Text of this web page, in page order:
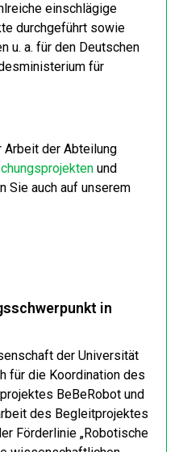
einschlägige
durchgeführt sowie
u. a. für den Deutschen
für
der Abteilung
und
Sie auch auf unserem
in
der Universität
für die Koordination des
BeBeRobot und
des Begleitprojektes
Förderlinie „Robotische